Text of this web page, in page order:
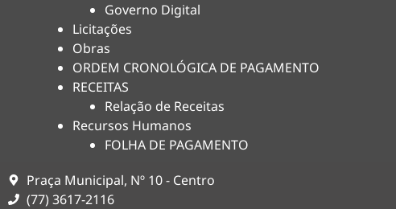
Governo Digital
Licitações
Obras
ORDEM CRONOLÓGICA DE PAGAMENTO
RECEITAS
Relação de Receitas
Recursos Humanos
FOLHA DE PAGAMENTO
Praça Municipal, Nº 10 - Centro
(77) 3617-2116